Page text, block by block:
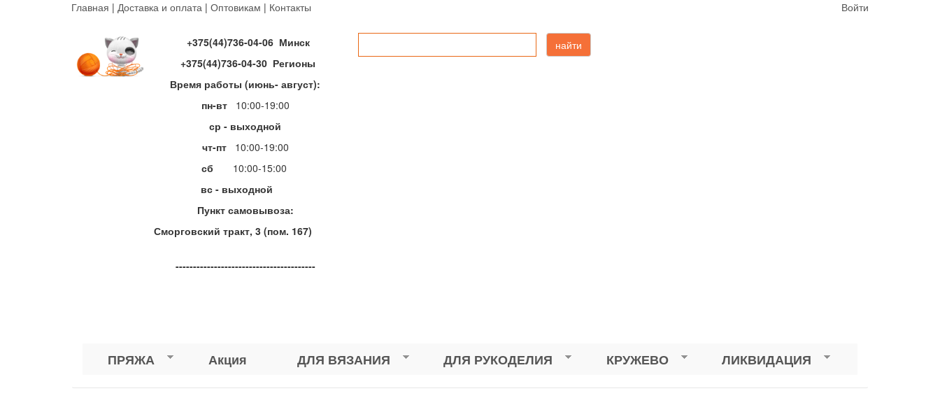
Главная | Доставка и оплата | Оптовикам | Контакты Войти
+375(44)736-04-06 Минск
+375(44)736-04-30 Регионы
Время работы (июнь- август):
пн-вт
10:00-19:00
ср - выходной
чт-пт 10:00-19:00
сб
10:00-15:00
вс - выходной
Пункт самовывоза:
Сморговский тракт, 3 (пом. 167)
----------------------------------------
найти
ПРЯЖА Акция ДЛЯ ВЯЗАНИЯ ДЛЯ РУКОДЕЛИЯ КРУЖЕВО ЛИКВИДАЦИЯ